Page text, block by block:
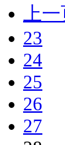
上
23
24
25
26
27